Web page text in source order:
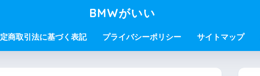
BMWがいい
商取引法に基づく表記 プライバシーポリシー サイトマップ